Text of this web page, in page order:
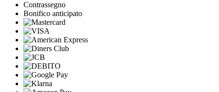
Contrassegno
Bonifico anticipato